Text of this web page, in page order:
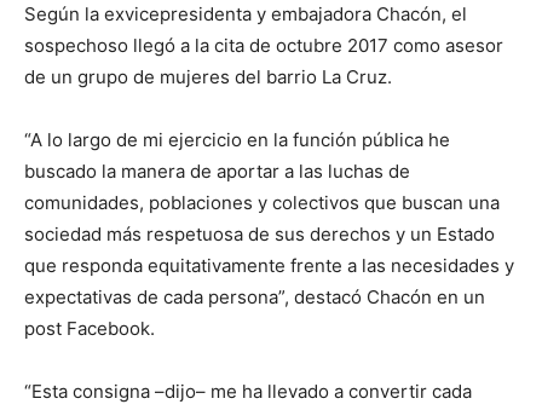
Según la exvicepresidenta y embajadora Chacón, el
sospechoso llegó a la cita de octubre 2017 como asesor
de un grupo de mujeres del barrio La Cruz.
“A lo largo de mi ejercicio en la función pública he
buscado la manera de aportar a las luchas de
comunidades, poblaciones y colectivos que buscan una
sociedad más respetuosa de sus derechos y un Estado
que responda equitativamente frente a las necesidades y
expectativas de cada persona”, destacó Chacón en un
post Facebook.
“Esta consigna –dijo– me ha llevado a convertir cada